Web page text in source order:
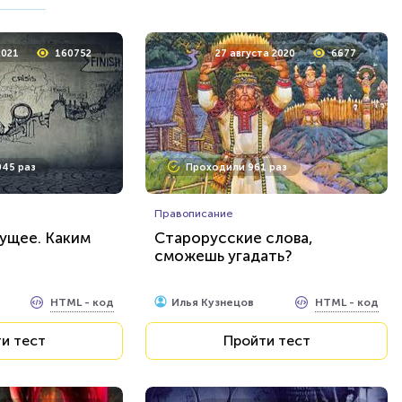
раз
тест
Проходили 146 раз
Игры
Ребусы №4
Rebus.wess
Пройти тест
160752
раз
Каким
HTML - код
тест
27 августа 2020 6677
Проходили 961 раз
Правописание
Старорусские слова,
сможешь угадать?
Илья Кузнецов HTML - код
Пройти тест